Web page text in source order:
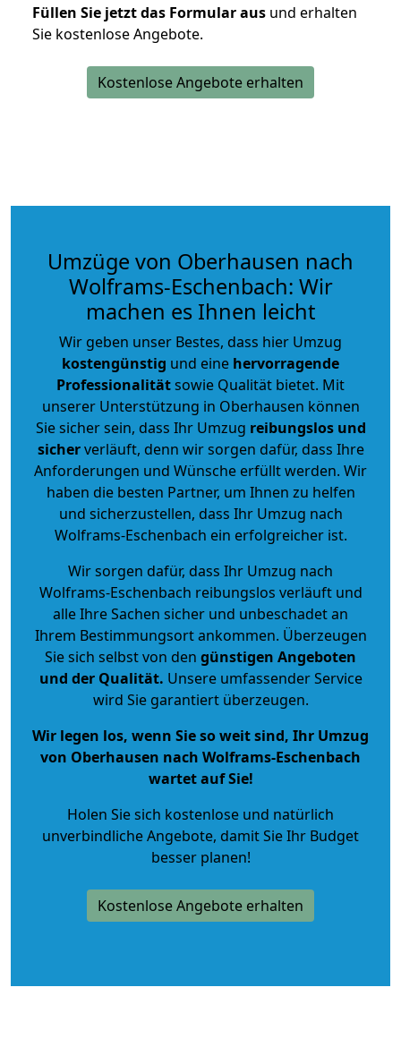
Füllen Sie jetzt das Formular aus und erhalten
Sie kostenlose Angebote.
Kostenlose Angebote erhalten
Umzüge von Oberhausen nach
Wolframs-Eschenbach: Wir
machen es Ihnen leicht
Wir geben unser Bestes, dass hier Umzug
kostengünstig und eine hervorragende
Professionalitätsowie Qualität bietet. Mit
unserer Unterstützung in Oberhausen können
Sie sicher sein, dass Ihr Umzug reibungslos und
sicherverläuft, denn wir sorgen dafür, dass Ihre
Anforderungen und Wünsche erfüllt werden. Wir
haben die besten Partner, um Ihnen zu helfen
und sicherzustellen, dass Ihr Umzug nach
Wolframs-Eschenbach ein erfolgreicher ist.
Wir sorgen dafür, dass Ihr Umzug nach
Wolframs-Eschenbach reibungslos verläuft und
alle Ihre Sachen sicher und unbeschadet an
Ihrem Bestimmungsort ankommen. Überzeugen
Sie sich selbst von den günstigen Angeboten
und der Qualität. Unsere umfassender Service
wird Sie garantiert überzeugen.
Wir legen los, wenn Sie so weit sind, Ihr Umzug
von Oberhausen nach Wolframs-Eschenbach
wartet auf Sie!
Holen Sie sich kostenlose und natürlich
unverbindliche Angebote, damit Sie Ihr Budget
besser planen!
Kostenlose Angebote erhalten